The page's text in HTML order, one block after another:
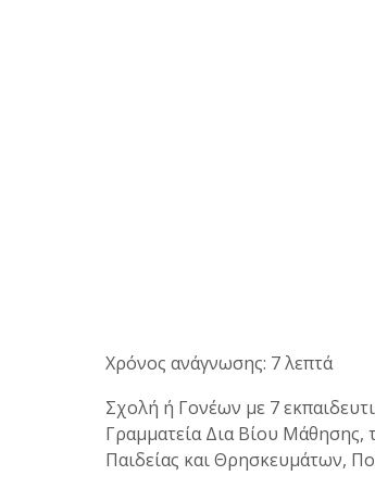
Χρόνος ανάγνωσης: 7 λεπτά
Σχολή ή Γονέων με 7
Γραμματεία Δια Βίου Μάθησης,
Παιδείας και Θρησκευμάτων,